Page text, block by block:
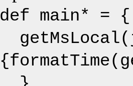
def main* = {